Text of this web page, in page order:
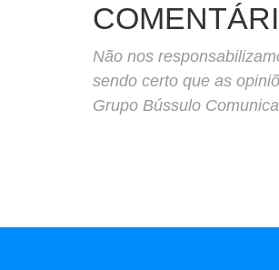
Não nos
sendo certo que as
Grupo Bússulo